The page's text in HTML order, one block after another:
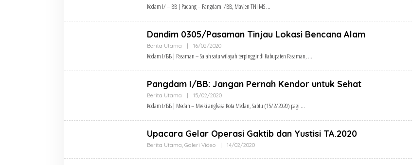
Kodam I/ – BB | Padang – Pangdam I/BB, Mayjen TNI MS
Dandim 0305/Pasaman Tinjau Lokasi Bencana Alam
Berita Utama | 16/02/2020Oleh
Kodam I/BB | Pasaman – Salah satu wilayah terpinggir di Kabupaten Pasaman,
Pangdam I/BB: Jangan Pernah Kendor untuk Sehat
Berita Utama | 15/02/2020Oleh
Kodam I/BB | Medan – Meski angkasa Kota Medan, Sabtu (15/2/2020) pagi
Upacara Gelar Operasi Gaktib dan Yustisi TA.2020
Berita Utama Galeri Video | 14/02/2020Oleh